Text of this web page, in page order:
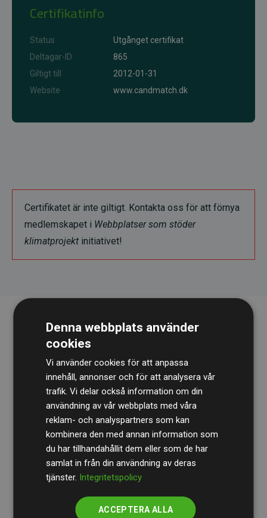
Certifikatinfo
Status
Utgånget certifikat
Deltagar-ID
865
Giltigt till
2012-01-31
Website
www.candmatch.dk
Certifikatet är inte giltigt. Kontakta oss för att förnya
medlemskapet i Webbplatser som stöder
klimatprojekt initiativet!
RevisionsbyrånBDOgranskar kontinuerligt våra
beräkningar och vår metod för att säkerställa
transparens och tillförlitlighet.
Deras granskning visar att våra investeringar i
klimatprojekt i genomsnitt kompenserar för
de beräknade CO₂-utsläppenfrån
medlemswebbplatser – ett tydligt bevis på att vårt
Denna webbplats använder
cookies
Vi använder cookies för att anpassa
innehåll, annonser och för att analysera vår
trafik. Vi delar också information om din
användning av vår webbplats med våra
reklam- och analyspartners som kan
kombinera den med annan information som
du har tillhandahållit dem eller som de har
samlat in från din användning av deras
tjänster. Integritetspolicy
ACCEPTERA ALLA